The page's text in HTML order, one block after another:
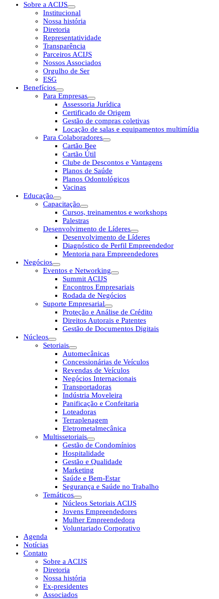
Sobre a ACIJS
Institucional
Nossa história
Diretoria
Representatividade
Transparência
Parceiros ACIJS
Nossos Associados
Orgulho de Ser
ESG
Benefícios
Para Empresas
Assessoria Jurídica
Certificado de Origem
Gestão de compras coletivas
Locação de salas e equipamentos multimídia
Para Colaboradores
Cartão Bee
Cartão Útil
Clube de Descontos e Vantagens
Planos de Saúde
Planos Odontológicos
Vacinas
Educação
Capacitação
Cursos, treinamentos e workshops
Palestras
Desenvolvimento de Líderes
Desenvolvimento de Líderes
Diagnóstico de Perfil Empreendedor
Mentoria para Empreendedores
Negócios
Eventos e Networking
Summit ACIJS
Encontros Empresariais
Rodada de Negócios
Suporte Empresarial
Proteção e Análise de Crédito
Direitos Autorais e Patentes
Gestão de Documentos Digitais
Núcleos
Setoriais
Automecânicas
Concessionárias de Veículos
Revendas de Veículos
Negócios Internacionais
Transportadoras
Indústria Moveleira
Panificação e Confeitaria
Loteadoras
Terraplenagem
Eletrometalmecânica
Multissetoriais
Gestão de Condomínios
Hospitalidade
Gestão e Qualidade
Marketing
Saúde e Bem-Estar
Segurança e Saúde no Trabalho
Temáticos
Núcleos Setoriais ACIJS
Jovens Empreendedores
Mulher Empreendedora
Voluntariado Corporativo
Agenda
Notícias
Contato
Sobre a ACIJS
Diretoria
Nossa história
Ex-presidentes
Associados